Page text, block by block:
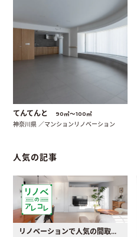
てんてんと 90㎡〜100㎡
神奈川県 ／マンションリノベーション
人気の記事
リノベーションで人気の間取りとは？トレンドの間取りと実例を徹底解説